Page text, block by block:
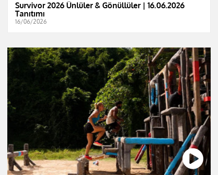
Survivor 2026 Ünlüler & Gönüllüler | 16.06.2026
Tanıtımı
16/06/2026